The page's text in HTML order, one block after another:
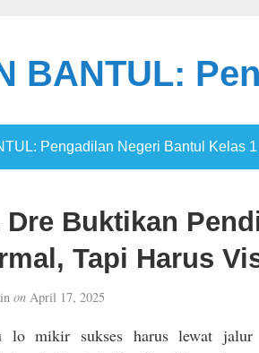
BANTUL:
Pengadilan Negeri Bantul Kelas 1
Dre Buktikan
Tapi Harus
onApril 17, 2025
lo mikir sukses harus lewat jalur